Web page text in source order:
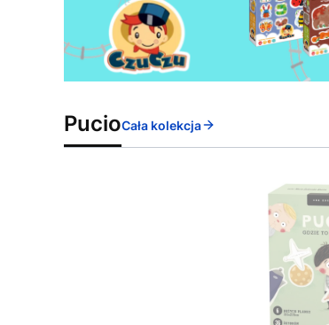
PucioCała kolekcja